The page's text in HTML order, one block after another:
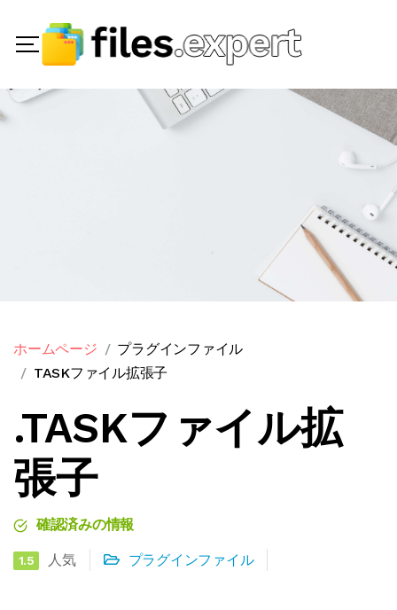
ホームページ
プラグインファイル
TASKファイル拡張子
.TASKファイル拡
張子
確認済みの情報
1.5 人気 プラグインファイル